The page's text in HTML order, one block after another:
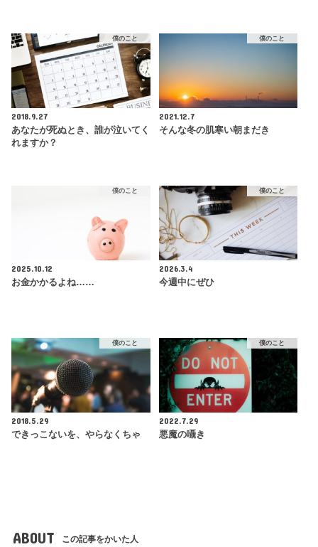
僕のこと
2018.9.27
あなたが死ぬとき、誰が泣いてく
れますか？
僕のこと
2021.12.7
そんな冬の肌寒い朝まだき
僕のこと
2025.10.12
お金かかるよね……
僕のこと
2026.3.4
今週中にぜひ
僕のこと
2018.5.29
できっこないを、やらなくちゃ
僕のこと
2022.7.29
悪魔の囁き
ABOUT この記事をかいた人